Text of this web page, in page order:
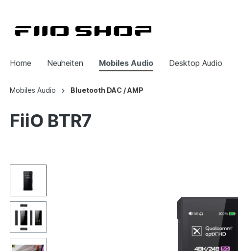
Home Neuheiten Mobiles Audio Desktop Audio
Mobiles Audio Bluetooth DAC / AMP
FiiO BTR7